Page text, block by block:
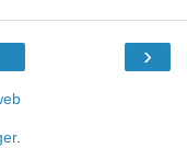
›
.